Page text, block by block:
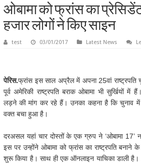
ओबामा को फ्रांस का
हजार लोगों ने किए साइन
test 03/01/2017 Latest News
पेरिस.फ्रांस इस साल अप्रैल में अपना 25वां
पूर्व अमेरिकी राष्ट्रपति बराक ओबामा भी सुर्खियों में
लड़ने की मांग कर रहे हैं। उनका कहना है कि चुनाव
वक्त बचा हुआ है।
दरअसल यहां चार दोस्तों के एक ग्रुप ने ‘ओबामा 17’
इस पर उन्होंने ओबामा को फ्रांस का राष्ट्रपति बनाने
शुरू किया है। साथ ही एक ऑनलाइन याचिका डाली